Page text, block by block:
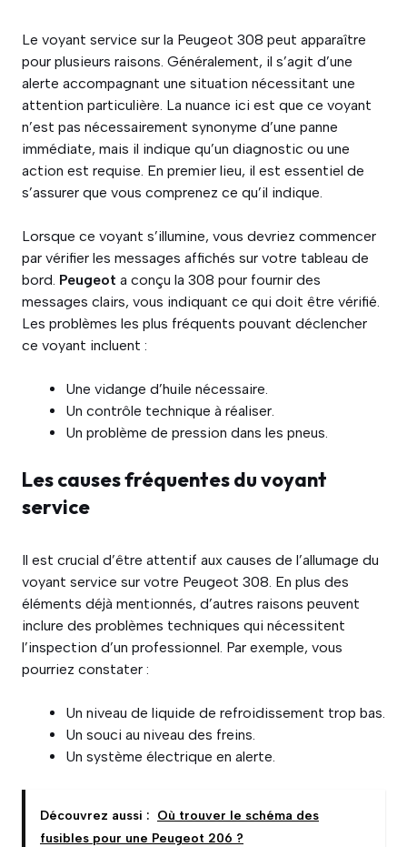
Le voyant service sur la Peugeot 308 peut apparaître
pour plusieurs raisons. Généralement, il s’agit d’une
alerte accompagnant une situation nécessitant une
attention particulière. La nuance ici est que ce voyant
n’est pas nécessairement synonyme d’une panne
immédiate, mais il indique qu’un diagnostic ou une
action est requise. En premier lieu, il est essentiel de
s’assurer que vous comprenez ce qu’il indique.
Lorsque ce voyant s’illumine, vous devriez commencer
par vérifier les messages affichés sur votre tableau de
bord. Peugeot a conçu la 308 pour fournir des
messages clairs, vous indiquant ce qui doit être vérifié.
Les problèmes les plus fréquents pouvant déclencher
ce voyant incluent :
Une vidange d’huile nécessaire.
Un contrôle technique à réaliser.
Un problème de pression dans les pneus.
Les causes fréquentes du voyant
service
Il est crucial d’être attentif aux causes de l’allumage du
voyant service sur votre Peugeot 308. En plus des
éléments déjà mentionnés, d’autres raisons peuvent
inclure des problèmes techniques qui nécessitent
l’inspection d’un professionnel. Par exemple, vous
pourriez constater :
Un niveau de liquide de refroidissement trop bas.
Un souci au niveau des freins.
Un système électrique en alerte.
Découvrez aussi : Où trouver le schéma des
fusibles pour une Peugeot 206 ?